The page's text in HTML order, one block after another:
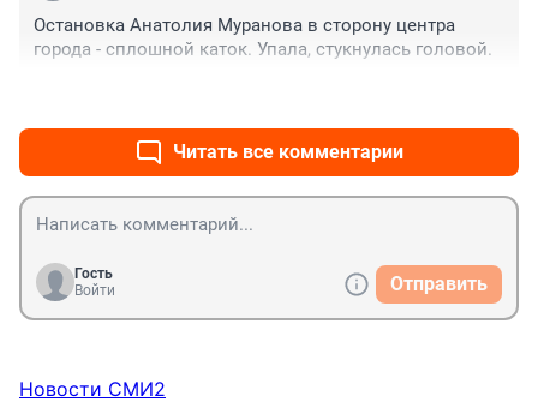
Остановка Анатолия Муранова в сторону центра
города - сплошной каток. Упала, стукнулась головой.
Читать все комментарии
Гость
Войти
Отправить
Новости СМИ2